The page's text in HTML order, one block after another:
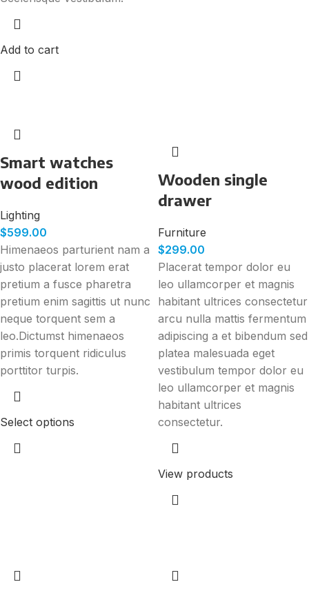
Add to cart
Smart watches
wood edition
Lighting
$599.00
Himenaeos parturient nam a
justo placerat lorem erat
pretium a fusce pharetra
pretium enim sagittis ut nunc
neque torquent sem a
leo.Dictumst himenaeos
primis torquent ridiculus
porttitor turpis.
Select options
Wooden single
drawer
Furniture
$299.00
Placerat tempor dolor eu
leo ullamcorper et magnis
habitant ultrices consectetur
arcu nulla mattis fermentum
adipiscing a et bibendum sed
platea malesuada eget
vestibulum tempor dolor eu
leo ullamcorper et magnis
habitant ultrices
consectetur.
View products